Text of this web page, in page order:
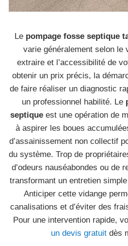
Le pompage fosse septique
varie généralement selon le
extraire et l’accessibilité de
obtenir un prix précis, la
de faire réaliser un diagnostic
un professionnel habilité. Le
septiqueest une opération de
à aspirer les boues
d’assainissement non collectif
du système. Trop de
d’odeurs nauséabondes ou de
transformant un entretien
Anticiper cette vidange
canalisations et d’éviter des
Pour une intervention rapide,
un devis gratuitdès